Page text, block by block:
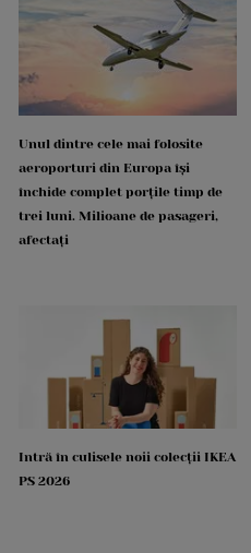
Unul dintre cele mai folosite
aeroporturi din Europa își
închide complet porțile timp de
trei luni. Milioane de pasageri,
afectați
Intră în culisele noii colecții IKEA
PS 2026